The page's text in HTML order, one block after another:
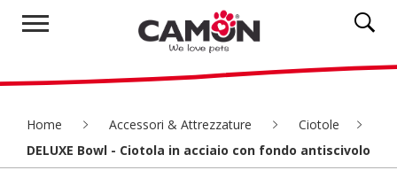
Home Accessori & Attrezzature
Ciotole
DELUXE Bowl - Ciotola in acciaio con fondo antiscivolo